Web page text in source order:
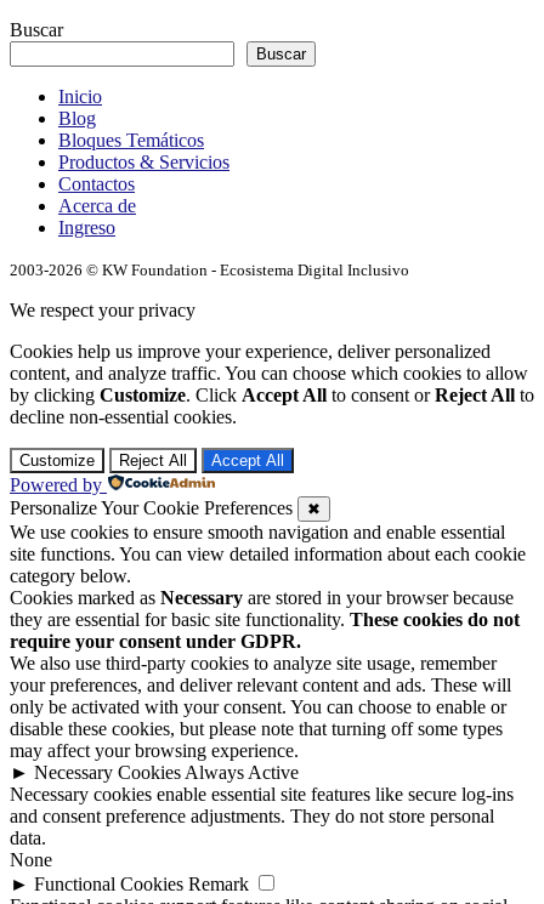
Buscar
Buscar
Inicio
Blog
Bloques Temáticos
Productos & Servicios
Contactos
Acerca de
Ingreso
2003-2026 © KW Foundation - Ecosistema Digital Inclusivo
We respect your privacy
Cookies help us improve your experience, deliver personalized
content, and analyze traffic. You can choose which cookies to allow
by clicking Customize. Click Accept All to consent orReject All to
decline non-essential cookies.
Customize Reject All Accept All
Powered by
Personalize Your Cookie Preferences
✖
We use cookies to ensure smooth navigation and enable essential
site functions. You can view detailed information about each cookie
category below.
Cookies marked as Necessary are stored in your browser because
they are essential for basic site functionality. These cookies do not
require your consent under GDPR.
We also use third-party cookies to analyze site usage, remember
your preferences, and deliver relevant content and ads. These will
only be activated with your consent. You can choose to enable or
disable these cookies, but please note that turning off some types
may affect your browsing experience.
► Necessary Cookies Always Active
Necessary cookies enable essential site features like secure log-ins
and consent preference adjustments. They do not store personal
data.
None
► Functional Cookies Remark